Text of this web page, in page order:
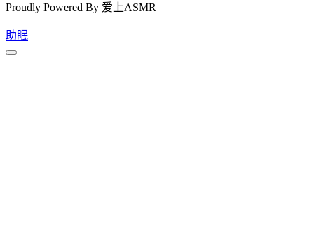
Proudly Powered By 爱上ASMR
助眠